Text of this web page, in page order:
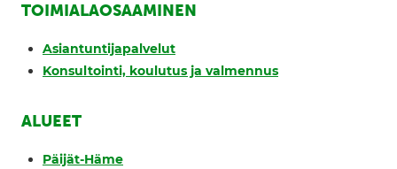
TOIMIALAOSAAMINEN
Asiantuntijapalvelut
Konsultointi, koulutus ja valmennus
ALUEET
Päijät-Häme